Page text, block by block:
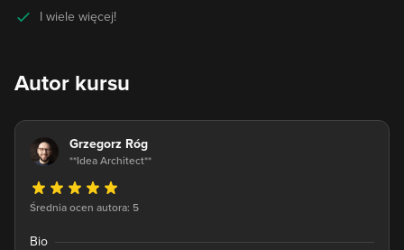
I wiele więcej!
Autor kursu
Grzegorz Róg
**Idea Architect**
Średnia ocen autora: 5
Bio